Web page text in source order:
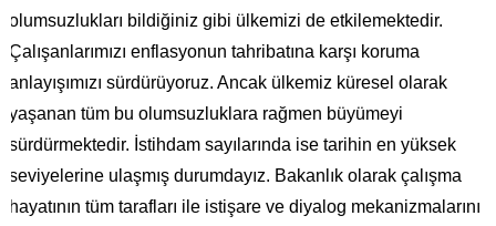
olumsuzlukları bildiğiniz gibi ülkemizi de etkilemektedir.
Çalışanlarımızı enflasyonun tahribatına karşı koruma
anlayışımızı sürdürüyoruz. Ancak ülkemiz küresel olarak
yaşanan tüm bu olumsuzluklara rağmen büyümeyi
sürdürmektedir. İstihdam sayılarında ise tarihin en yüksek
seviyelerine ulaşmış durumdayız. Bakanlık olarak çalışma
hayatının tüm tarafları ile istişare ve diyalog mekanizmalarını